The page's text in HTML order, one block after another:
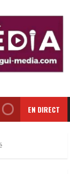
EN DIRECT